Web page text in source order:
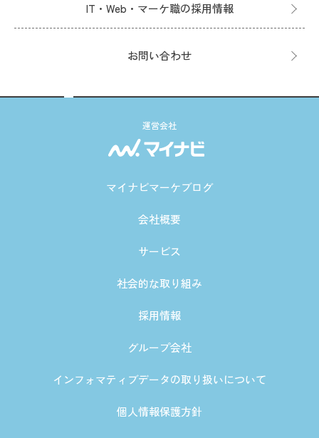
IT・Web・マーケ職の採用情報
お問い合わせ
運営会社
マイナビマーケブログ
会社概要
サービス
社会的な取り組み
採用情報
グループ会社
インフォマティブデータの取り扱いについて
個人情報保護方針